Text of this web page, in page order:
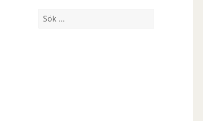
Sök
efter: